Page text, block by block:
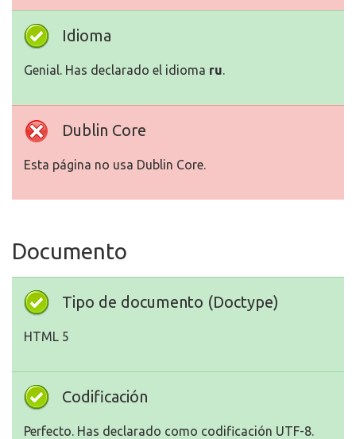
Idioma
Genial. Has declarado el idioma ru.
Dublin Core
Esta página no usa Dublin Core.
Documento
Tipo de documento (Doctype)
HTML 5
Codificación
Perfecto. Has declarado como codificación UTF-8.